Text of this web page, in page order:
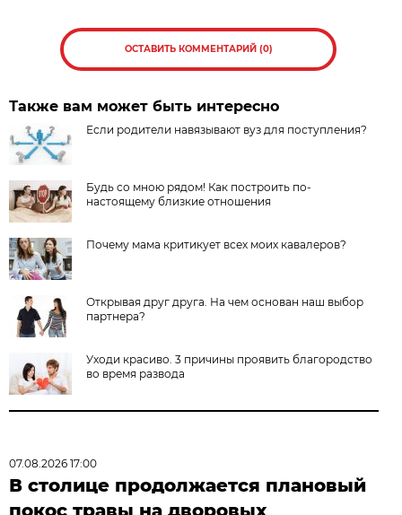
ОСТАВИТЬ КОММЕНТАРИЙ (0)
Также вам может быть интересно
Если родители навязывают вуз для поступления?
Будь со мною рядом! Как построить по-
настоящему близкие отношения
Почему мама критикует всех моих кавалеров?
Открывая друг друга. На чем основан наш выбор
партнера?
Уходи красиво. 3 причины проявить благородство
во время развода
07.08.2026 17:00
В столице продолжается плановый